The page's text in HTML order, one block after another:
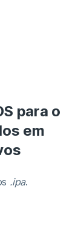
para o
em
.ipa.